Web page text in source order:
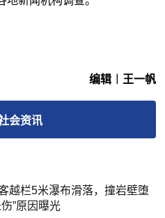
编辑︱王一帆
会资讯
越栏5米瀑布滑落，撞岩壁堕
”原因曝光